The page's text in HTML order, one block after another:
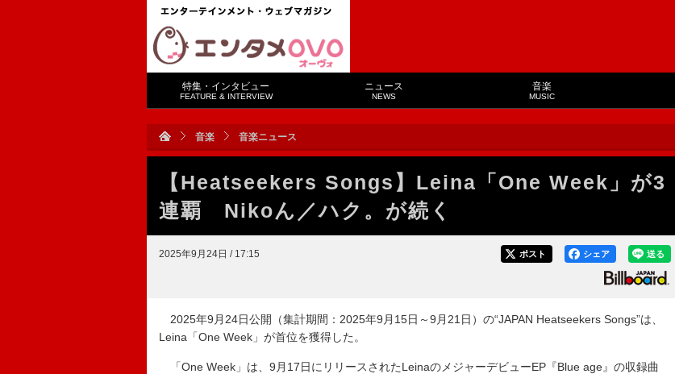
特集・インタビュー
FEATURE & INTERVIEW
ニュース
NEWS
音楽
MUSIC
音楽 音楽ニュース
【Heatseekers Songs】Leina「One Week」が3
連覇 Nikoん／ハク。が続く
2025年9月24日 / 17:15 送る
シェア
ポスト
2025年9月24日公開（集計期間：2025年9月15日～9月21日）の“JAPAN Heatseekers Songs”は、
Leina「One Week」が首位を獲得した。
「One Week」は、9月17日にリリースされたLeinaのメジャーデビューEP『Blue age』の収録曲